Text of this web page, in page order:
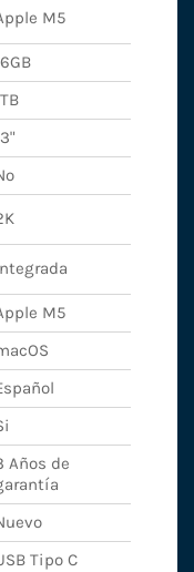
M5
M5
Años de
Tipo C